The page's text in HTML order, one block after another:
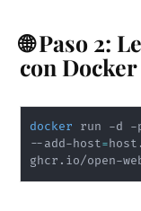
🌐 Paso 2:
con Docker
docker run -d -
--add-host=